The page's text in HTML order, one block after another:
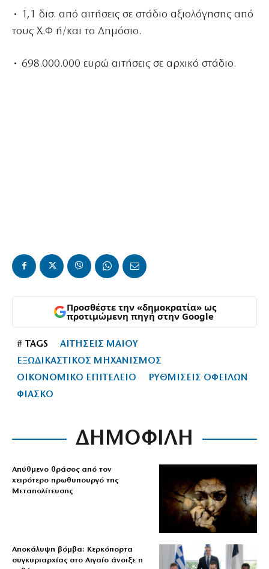
• 1,1 δισ. από αιτήσεις σε στάδιο αξιολόγησης από
τους Χ.Φ ή/και το Δημόσιο.
• 698.000.000 ευρώ αιτήσεις σε αρχικό στάδιο.
Προσθέστε την «δημοκρατία» ως
προτιμώμενη πηγή στην Google
# TAGS
ΑΙΤΗΣΕΙΣ ΜΑΙΟΥ
ΕΞΩΔΙΚΑΣΤΙΚΟΣ ΜΗΧΑΝΙΣΜΟΣ
ΟΙΚΟΝΟΜΙΚΟ ΕΠΙΤΕΛΕΙΟ
ΡΥΘΜΙΣΕΙΣ ΟΦΕΙΛΩΝ
ΦΙΑΣΚΟ
ΔΗΜΟΦΙΛΗ
Απύθμενο θράσος από τον
χειρότερο πρωθυπουργό της
Μεταπολίτευσης
Αποκάλυψη βόμβα: Κερκόπορτα
συγκυριαρχίας στο Αιγαίο άνοιξε η